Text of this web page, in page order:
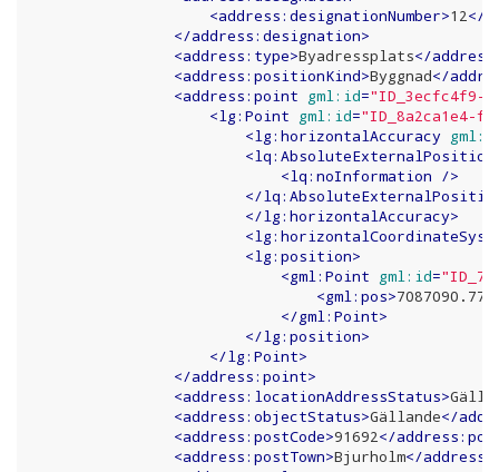
<address:designationNumber>12</
</address:designation>
<address:type>Byadressplats</
<address:positionKind>Byggnad</
<address:point gml:id="ID_3ecfc4f9-
<lg:Point gml:id="ID_8a2ca1e4-
<lg:horizontalAccuracy
<
<lq:noInformation />
</
</lg:horizontalAccuracy>
<
<lg:position>
<gml:Point gml:id=
<gml:pos>
</gml:Point>
</lg:position>
</lg:Point>
</address:point>
<address:locationAddressStatus>
<address:objectStatus>Gällande</
<address:postCode>91692</
<address:postTown>Bjurholm</